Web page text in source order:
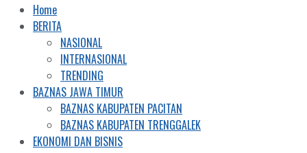
Home
BERITA
NASIONAL
INTERNASIONAL
TRENDING
BAZNAS JAWA TIMUR
BAZNAS KABUPATEN PACITAN
BAZNAS KABUPATEN TRENGGALEK
EKONOMI DAN BISNIS